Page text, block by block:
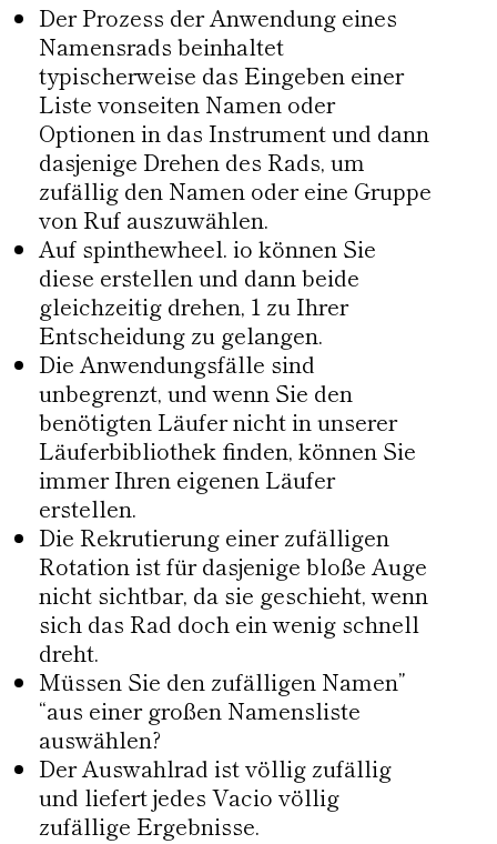
Der Prozess der Anwendung eines
Namensrads beinhaltet
typischerweise das Eingeben einer
Liste vonseiten Namen oder
Optionen in das Instrument und dann
dasjenige Drehen des Rads, um
zufällig den Namen oder eine Gruppe
von Ruf auszuwählen.
Auf spinthewheel. io können Sie
diese erstellen und dann beide
gleichzeitig drehen, 1 zu Ihrer
Entscheidung zu gelangen.
Die Anwendungsfälle sind
unbegrenzt, und wenn Sie den
benötigten Läufer nicht in unserer
Läuferbibliothek finden, können Sie
immer Ihren eigenen Läufer
erstellen.
Die Rekrutierung einer zufälligen
Rotation ist für dasjenige bloße Auge
nicht sichtbar, da sie geschieht, wenn
sich das Rad doch ein wenig schnell
dreht.
Müssen Sie den zufälligen Namen”
“aus einer großen Namensliste
auswählen?
Der Auswahlrad ist völlig zufällig
und liefert jedes Vacio völlig
zufällige Ergebnisse.